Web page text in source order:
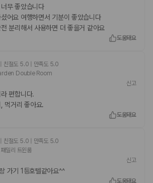
무 좋았습니다
어요 여행하면서 기분이 좋았습니다
분리해서 사용하면 더 좋을거 같아요
도움돼요
친절도 5.0 | 만족도 5.0
Double Room
신고
편합니다.
먹거리 좋아요.
도움돼요
친절도 5.0 | 만족도 5.0
밀리 트윈룸
신고
가기 1등호텔같아요^^
도움돼요